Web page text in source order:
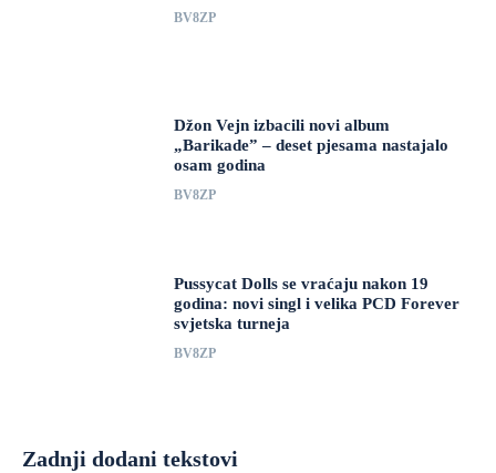
BV8ZP
Džon Vejn izbacili novi album
„Barikade” – deset pjesama nastajalo
osam godina
BV8ZP
Pussycat Dolls se vraćaju nakon 19
godina: novi singl i velika PCD Forever
svjetska turneja
BV8ZP
Zadnji dodani tekstovi